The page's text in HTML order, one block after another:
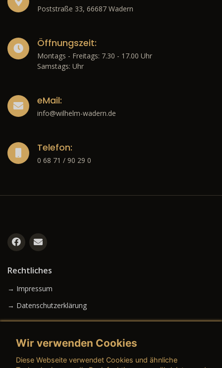
Poststraße 33, 66687 Wadern
Öffnungszeit:
Montags - Freitags: 7.30 - 17.00 Uhr
Samstags: Uhr
eMail:
info@wilhelm-wadern.de
Telefon:
0 68 71 / 90 29 0
Rechtliches
→ Impressum
→ Datenschutzerklärung
Wir verwenden Cookies
Diese Webseite verwendet Cookies und ähnliche